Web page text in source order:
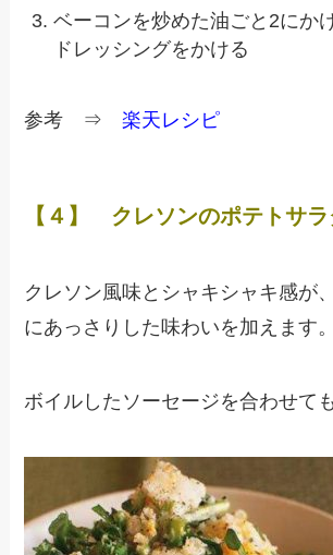
ベーコンを炒めた油ごと2にか
ドレッシングをかける
参考 ⇒楽天レシピ
【４】 クレソンのポテトサ
クレソン風味とシャキシャキ感が
にあっさりした味わいを加えます。
ボイルしたソーセージを合わせて